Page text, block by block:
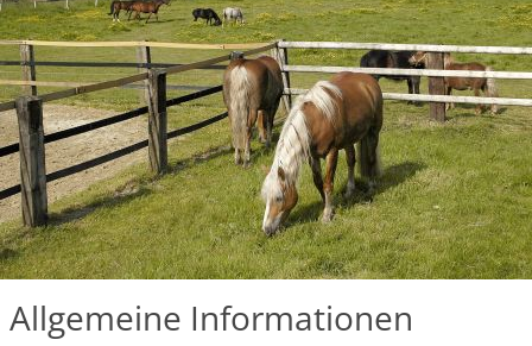
Allgemeine Informationen